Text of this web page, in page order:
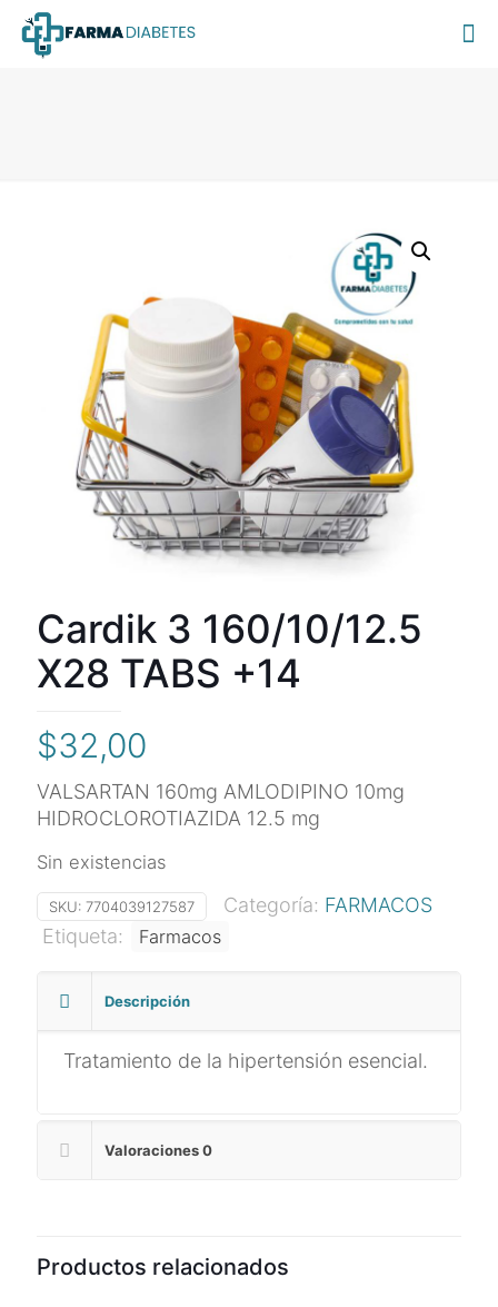
Cardik 3 160/10/12.5
X28 TABS +14
$32,00
VALSARTAN 160mg AMLODIPINO 10mg
HIDROCLOROTIAZIDA 12.5 mg
Sin existencias
SKU: 7704039127587 Categoría: FARMACOS
Etiqueta:
Farmacos
Descripción
Tratamiento de la hipertensión esencial.
Valoraciones0
Productos relacionados